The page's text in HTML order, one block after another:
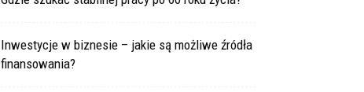
Inwestycje w biznesie – jakie są możliwe źródła
finansowania?